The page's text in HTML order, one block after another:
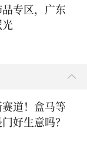
专区，广东
道！盒马等
好生意吗？